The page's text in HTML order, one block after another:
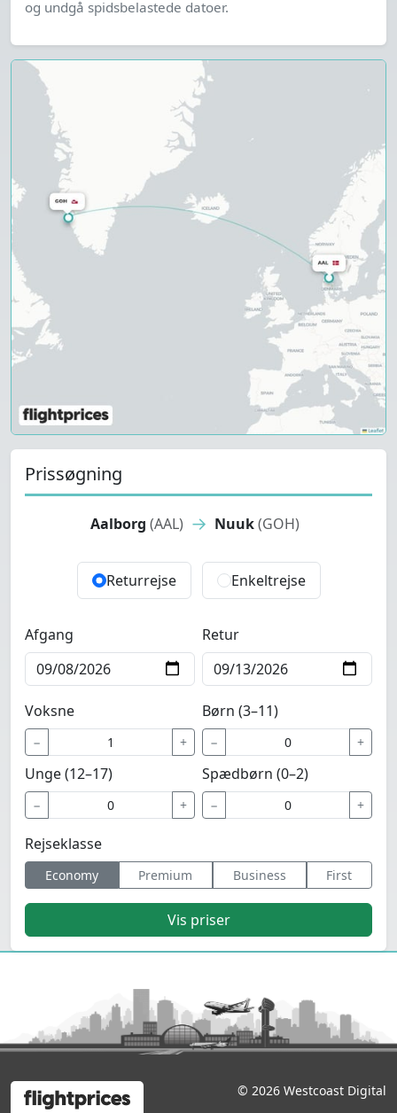
og undgå spidsbelastede datoer.
Prissøgning
Aalborg (AAL) → Nuuk (GOH)
Returrejse Enkeltrejse
Afgang Retur
Voksne
− +
Børn (3–11)
− +
Unge (12–17)
− +
Spædbørn (0–2)
− +
Rejseklasse
Economy Premium Business First
Vis priser
© 2026 Westcoast Digital